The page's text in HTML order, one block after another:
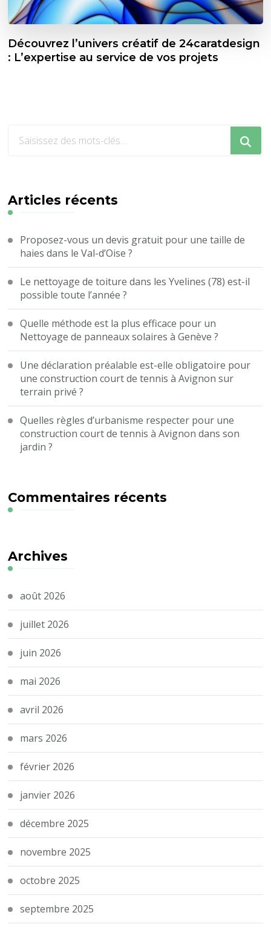
Découvrez l’univers créatif de 24caratdesign
: L’expertise au service de vos projets
?
Articles récents
Proposez-vous un devis gratuit pour une taille de
haies dans le Val-d’Oise ?
Le nettoyage de toiture dans les Yvelines (78) est-il
possible toute l’année ?
Quelle méthode est la plus efficace pour un
Nettoyage de panneaux solaires à Genève ?
Une déclaration préalable est-elle obligatoire pour
une construction court de tennis à Avignon sur
terrain privé ?
Quelles règles d’urbanisme respecter pour une
construction court de tennis à Avignon dans son
jardin ?
Commentaires récents
Archives
août 2026
juillet 2026
juin 2026
mai 2026
avril 2026
mars 2026
février 2026
janvier 2026
décembre 2025
novembre 2025
octobre 2025
septembre 2025